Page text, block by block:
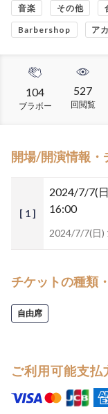
音楽 その他
Barbershop ア
104
ブラボー
527
回閲覧
開場/開演情報・
[ 1 ]
2024/7/7(
16:00
2024/7/7(日)
チケットの種類
自由席
ご利用可能支払